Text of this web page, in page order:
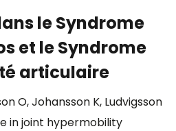
le Syndrome
et le Syndrome
articulaire
O, Johansson K, Ludvigsson
in joint hypermobility